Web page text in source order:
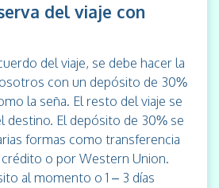
del viaje con
del viaje, se debe hacer la
con un depósito de 30%
la seña. El resto del viaje se
destino. El depósito de 30% se
formas como transferencia
crédito o por Western Union.
al momento o 1 – 3 días